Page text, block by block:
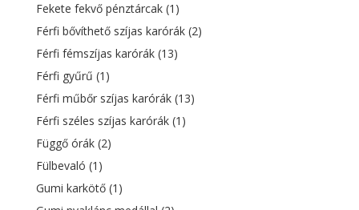
Fekete fekvő pénztárcak (1)
Férfi bővíthető szíjas karórák (2)
Férfi fémszíjas karórák (13)
Férfi gyűrű (1)
Férfi műbőr szíjas karórák (13)
Férfi széles szíjas karórák (1)
Függő órák (2)
Fülbevaló (1)
Gumi karkötő (1)